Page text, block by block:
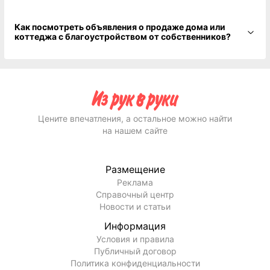
Как посмотреть объявления о продаже дома или
коттеджа с благоустройством от собственников?
Цените впечатления, а остальное можно найти
на нашем сайте
Размещение
Реклама
Справочный центр
Новости и статьи
Информация
Условия и правила
Публичный договор
Политика конфиденциальности